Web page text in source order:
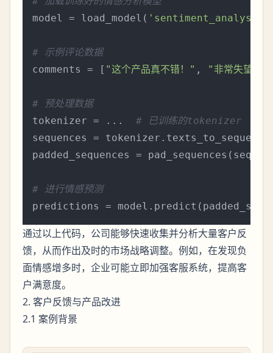
model = load_model(
# 示例评论数据
comments = [ "这个产品真不错！" , "非常失望，
# 预处理数据
tokenizer = ... # 已训练的tokenizer
sequences =
padded_sequences =
# 进行情感预测
通过以上代码，公司能够快速收集并分析大量客户反
馈，从而作出及时的市场战略调整。例如，在发现负
面情感增多时，企业可能立即加强客服系统，提高客
户满意度。
2. 客户反馈与产品改进
2.1 案例背景